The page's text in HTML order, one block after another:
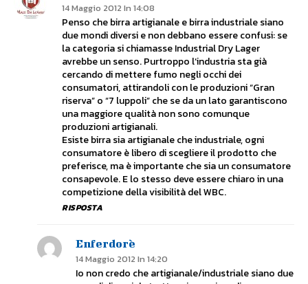
14 Maggio 2012 In 14:08
Penso che birra artigianale e birra industriale siano
due mondi diversi e non debbano essere confusi: se
la categoria si chiamasse Industrial Dry Lager
avrebbe un senso. Purtroppo l’industria sta già
cercando di mettere fumo negli occhi dei
consumatori, attirandoli con le produzioni “Gran
riserva” o “7 luppoli” che se da un lato garantiscono
una maggiore qualità non sono comunque
produzioni artigianali.
Esiste birra sia artigianale che industriale, ogni
consumatore è libero di scegliere il prodotto che
preferisce, ma è importante che sia un consumatore
consapevole. E lo stesso deve essere chiaro in una
competizione della visibilità del WBC.
RISPOSTA
Enferdorè
14 Maggio 2012 In 14:20
Io non credo che artigianale/industriale siano due